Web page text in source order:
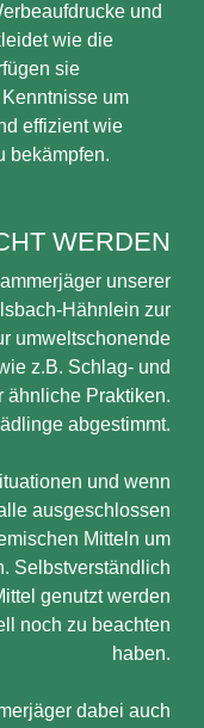
und
wie die
sie
um
effizient wie
bekämpfen.
WERDEN
unserer
Hähnlein zur
umweltschonende
z.B. Schlag- und
ähnliche Praktiken.
abgestimmt.
und wenn
ausgeschlossen
Mitteln um
Selbstverständlich
genutzt werden
noch zu beachten
haben.
dabei auch